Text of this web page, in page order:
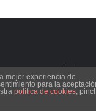
- PIRINEOS. Tel. y fax
073
de Uso|Política de
mejor experiencia de
para la
política de cookies,